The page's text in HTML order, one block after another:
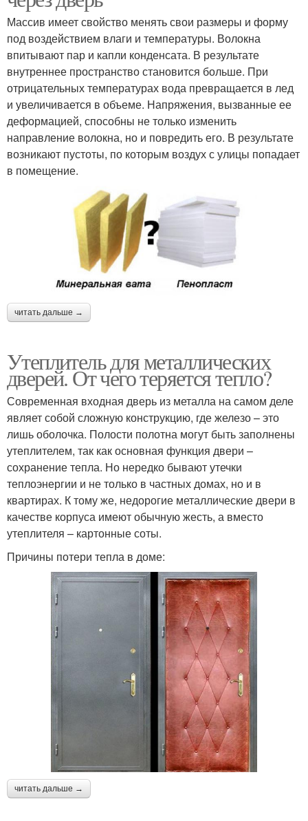
Массив имеет свойство менять свои размеры и форму
под воздействием влаги и температуры. Волокна
впитывают пар и капли конденсата. В результате
внутреннее пространство становится больше. При
отрицательных температурах вода превращается в лед
и увеличивается в объеме. Напряжения, вызванные ее
деформацией, способны не только изменить
направление волокна, но и повредить его. В результате
возникают пустоты, по которым воздух с улицы попадает
в помещение.
читать дальше →
Утеплитель для металлических
дверей. От чего теряется тепло?
Современная входная дверь из металла на самом деле
являет собой сложную конструкцию, где железо – это
лишь оболочка. Полости полотна могут быть заполнены
утеплителем, так как основная функция двери –
сохранение тепла. Но нередко бывают утечки
теплоэнергии и не только в частных домах, но и в
квартирах. К тому же, недорогие металлические двери в
качестве корпуса имеют обычную жесть, а вместо
утеплителя – картонные соты.
Причины потери тепла в доме:
читать дальше →